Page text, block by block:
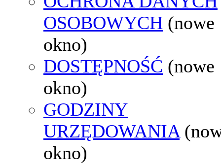
OSOBOWYCH (nowe
okno)
DOSTĘPNOŚĆ (nowe
okno)
GODZINY
URZĘDOWANIA
okno)